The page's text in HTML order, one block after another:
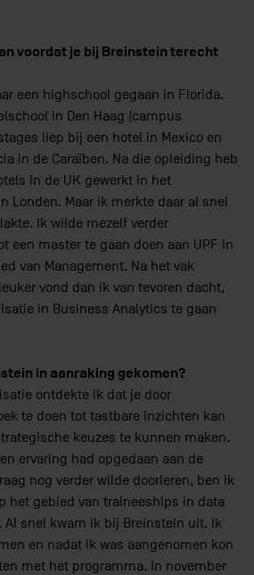
voordat je bij Breinstein terecht
een highschool gegaan in Florida.
in Den Haag (campus
liep bij een hotel in Mexico en
in de Caraïben. Na die opleiding heb
in de UK gewerkt in het
Londen. Maar ik merkte daar al snel
Ik wilde mezelf verder
een master te gaan doen aan UPF in
van Management. Na het vak
vond dan ik van tevoren dacht,
in Business Analytics te gaan
in aanraking gekomen?
ontdekte ik dat je door
te doen tot tastbare inzichten kan
keuzes te kunnen maken.
ervaring had opgedaan aan de
nog verder wilde doorleren, ben ik
het gebied van traineeships in data
Al snel kwam ik bij Breinstein uit. Ik
en nadat ik was aangenomen kon
met het programma. In november